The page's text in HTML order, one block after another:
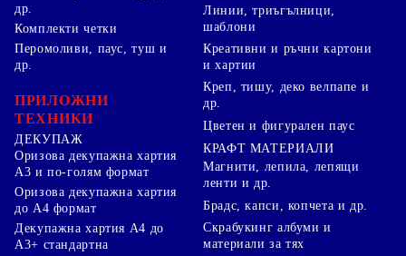
др.
Комплекти четки
Линии, триъгълници,
шаблони
Перомоливи, паус, туш и
др.
ПРИЛОЖНИ
ТЕХНИКИ
ДЕКУПАЖ
Оризова декупажна хартия
А3 и по-голям формат
Оризова декупажна хартия
до А4 формат
Декупажна хартия А4 до
А3+ стандартна
Креативни и ръчни картони
и хартии
Креп, тишу, деко велпапе и
др.
Цветен и фигурален паус
КРАФТ МАТЕРИАЛИ
Магнити, лепила, лепящи
ленти и др.
Брадс, капси, копчета и др.
Скрабукинг албуми и
материали за тях